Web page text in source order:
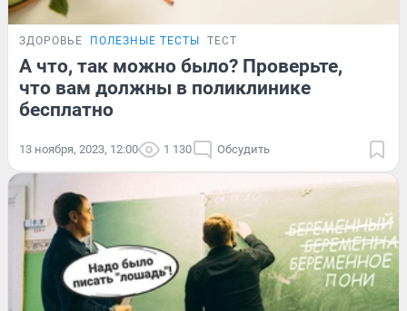
ЗДОРОВЬЕ ПОЛЕЗНЫЕ ТЕСТЫ ТЕСТ
А что, так можно было? Проверьте,
что вам должны в поликлинике
бесплатно
13 ноября, 2023, 12:00 1 130 Обсудить